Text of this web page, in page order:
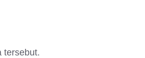
tersebut.